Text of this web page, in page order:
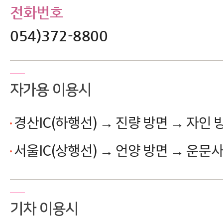
전화번호
054)372-8800
자가용 이용시
경산IC(하행선) → 진량 방면 → 자인
서울IC(상행선) → 언양 방면 → 운문사
기차 이용시